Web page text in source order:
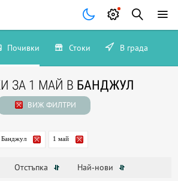
Почивки Стоки В града
ЗА 1 МАЙ В БАНДЖУЛ
ВИЖ ФИЛТРИ
Банджул 1 май
Отстъпка Най-нови